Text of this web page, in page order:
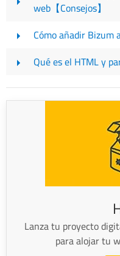
web【Consejos】
Cómo añadir Bizum
Qué es el HTML y
Lanza tu proyecto
para alojar tu